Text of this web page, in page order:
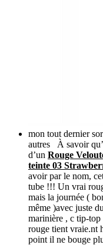
mon tout dernier
autres À savoir
d’un Rouge
teinte 03
avoir par le nom,
tube !!! Un vrai
mais la journée (
même )avec juste
marinière , c tip-top
rouge tient vraie.nt
point il ne bouge